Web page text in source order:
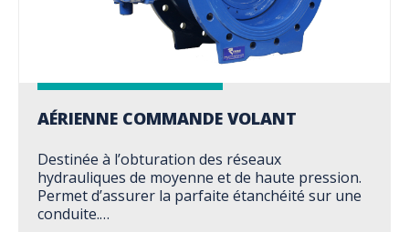
AÉRIENNE COMMANDE VOLANT
Destinée à l’obturation des réseaux
hydrauliques de moyenne et de haute pression.
Permet d’assurer la parfaite étanchéité sur une
conduite.…